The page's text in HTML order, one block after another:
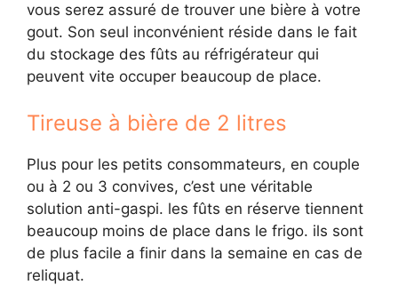
vous serez assuré de trouver une bière à votre
gout. Son seul inconvénient réside dans le fait
du stockage des fûts au réfrigérateur qui
peuvent vite occuper beaucoup de place.
Tireuse à bière de 2 litres
Plus pour les petits consommateurs, en couple
ou à 2 ou 3 convives, c’est une véritable
solution anti-gaspi. les fûts en réserve tiennent
beaucoup moins de place dans le frigo. ils sont
de plus facile a finir dans la semaine en cas de
reliquat.